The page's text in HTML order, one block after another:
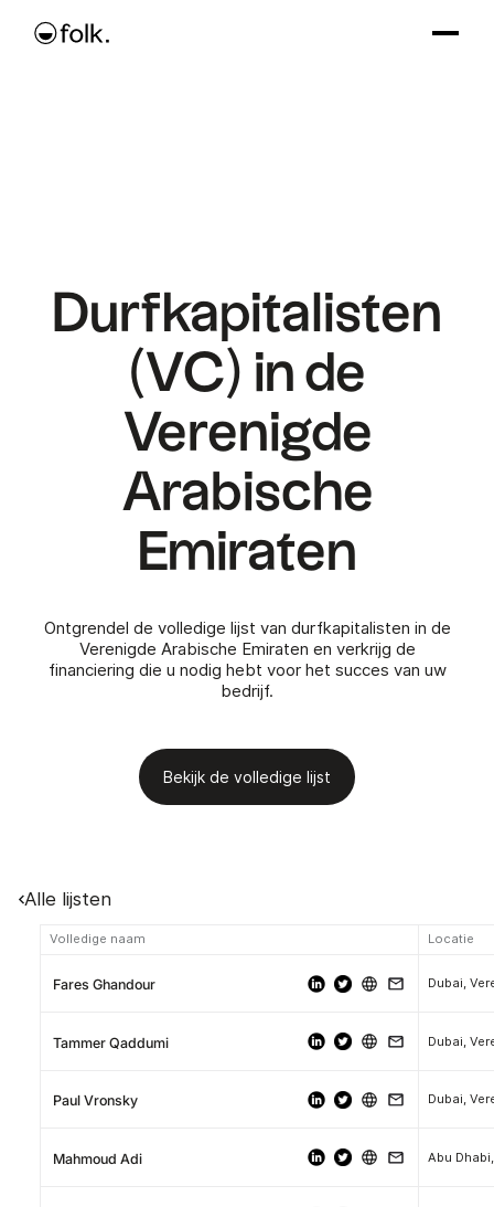
Durfkapitalisten
(VC) in de
Verenigde
Arabische
Emiraten
Ontgrendel de volledige lijst van durfkapitalisten in de
Verenigde Arabische Emiraten en verkrijg de
financiering die u nodig hebt voor het succes van uw
bedrijf.
Bekijk de volledige lijst
Alle lijsten
Volledige naam Locatie
Fares Ghandour
Tammer Qaddumi
Paul Vronsky
Mahmoud Adi